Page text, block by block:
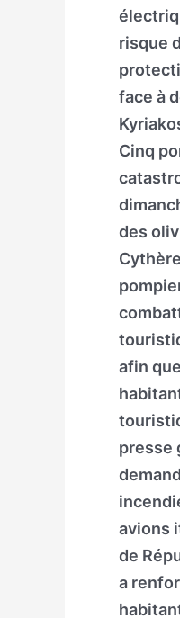
risque
face à
Cinq
des
afin
presse
avions
de
a